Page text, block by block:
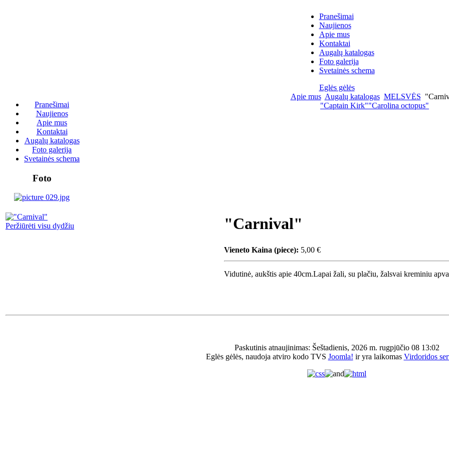
Pranešimai
Naujienos
Apie mus
Kontaktai
Augalų katalogas
Foto galerija
Svetainės schema
Eglės gėlės
Pranešimai
Naujienos
Apie mus
Kontaktai
Augalų katalogas
Foto galerija
Svetainės schema
Foto
Apie mus Augalų katalogas MELSVĖS
"Captain Kirk""Carolina octopus"
Peržiūrėti visu dydžiu "Carnival"
Vieneto Kaina (piece): 5,00 €
Vidutinė, aukštis apie 40cm.Lapai žali, su plačiu, žalsvai kreminiu
Paskutinis atnaujinimas: Šeštadienis, 2026 m. rugpjūčio 08 13:02
Eglės gėlės, naudoja atviro kodo TVS Joomla! ir yra laikomas Virdoridos